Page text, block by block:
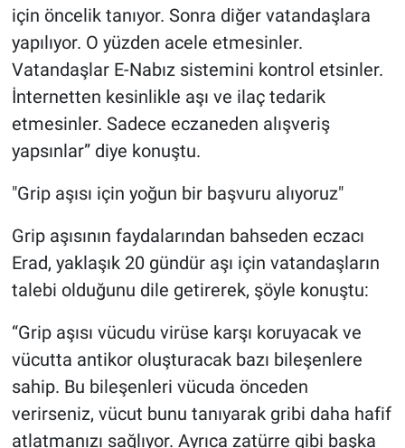
için öncelik tanıyor. Sonra diğer vatandaşlara
yapılıyor. O yüzden acele etmesinler.
Vatandaşlar E-Nabız sistemini kontrol etsinler.
İnternetten kesinlikle aşı ve ilaç tedarik
etmesinler. Sadece eczaneden alışveriş
yapsınlar” diye konuştu.
"Grip aşısı için yoğun bir başvuru alıyoruz"
Grip aşısının faydalarından bahseden eczacı
Erad, yaklaşık 20 gündür aşı için vatandaşların
talebi olduğunu dile getirerek, şöyle konuştu:
“Grip aşısı vücudu virüse karşı koruyacak ve
vücutta antikor oluşturacak bazı bileşenlere
sahip. Bu bileşenleri vücuda önceden
verirseniz, vücut bunu tanıyarak gribi daha hafif
atlatmanızı sağlıyor. Ayrıca zatürre gibi başka